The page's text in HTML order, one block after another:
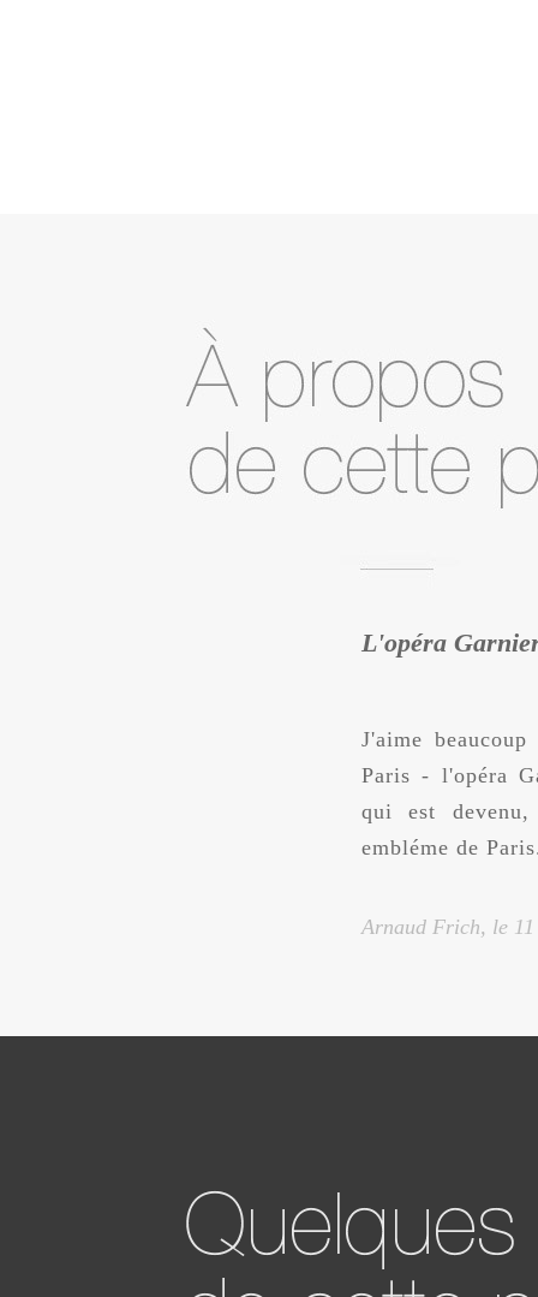
L'opéra
J'aime
Paris - l'opéra
qui est
embléme de
Arnaud Frich, le